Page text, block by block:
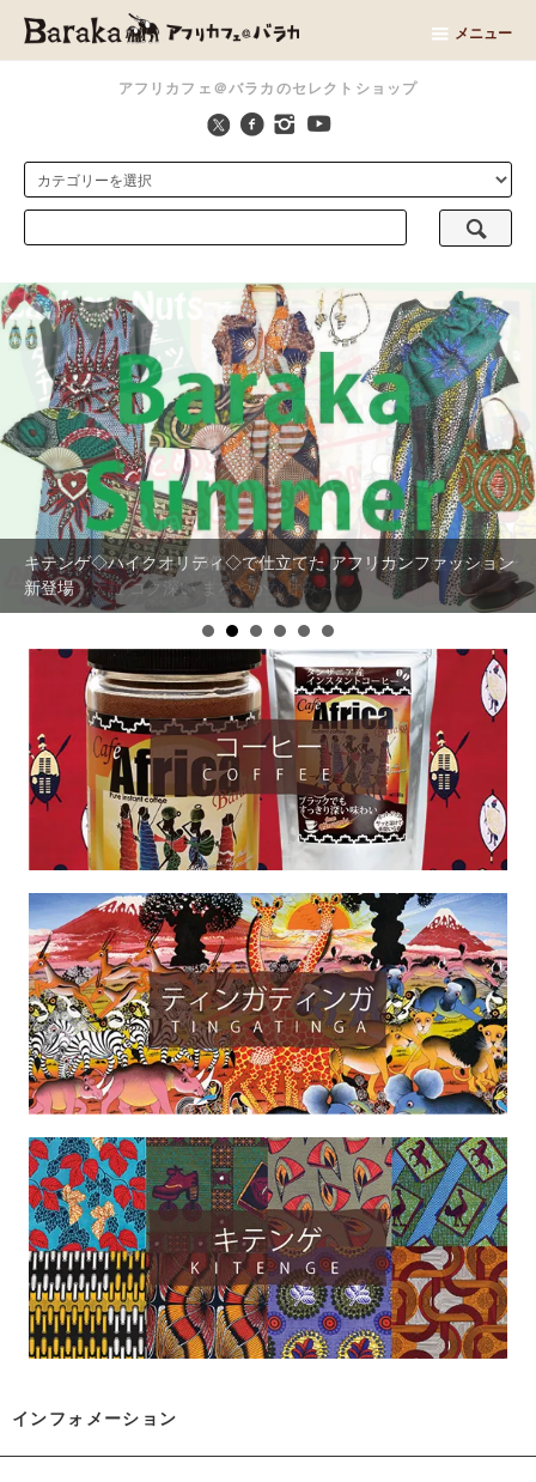
アフリカフェ＠バラカのセレクトショップ
メニュー
キテンゲ◇ハイクオリティ◇で仕立てた アフリカンファッション
新登場
【まとめ割SALE！】【3個で20％OFF！】タンザニア産 カシュー
ナッツ～大粒 コク深い まろやかな甘み～
インフォメーション